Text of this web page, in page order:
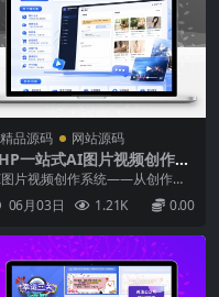
精品源码 网站源码
一站式AI图片视频创作系
含搭建教程
片视频创作系统——从创作到
现，一站贯通用户端图片生成·视
成·AI对话·在线购买·分享广场·
付·注册赠送·注册验证·聚合登录
需复杂开发，一套系统即刻搭建A
作、社区与付费平台，让创意自
06月03日 1.21K 0.00